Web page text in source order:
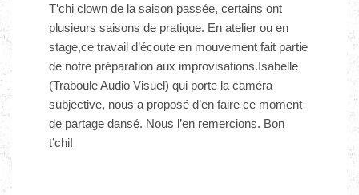
T’chi clown de la saison passée, certains ont
plusieurs saisons de pratique. En atelier ou en
stage,ce travail d’écoute en mouvement fait partie
de notre préparation aux improvisations.Isabelle
(Traboule Audio Visuel) qui porte la caméra
subjective, nous a proposé d’en faire ce moment
de partage dansé. Nous l’en remercions. Bon
t’chi!